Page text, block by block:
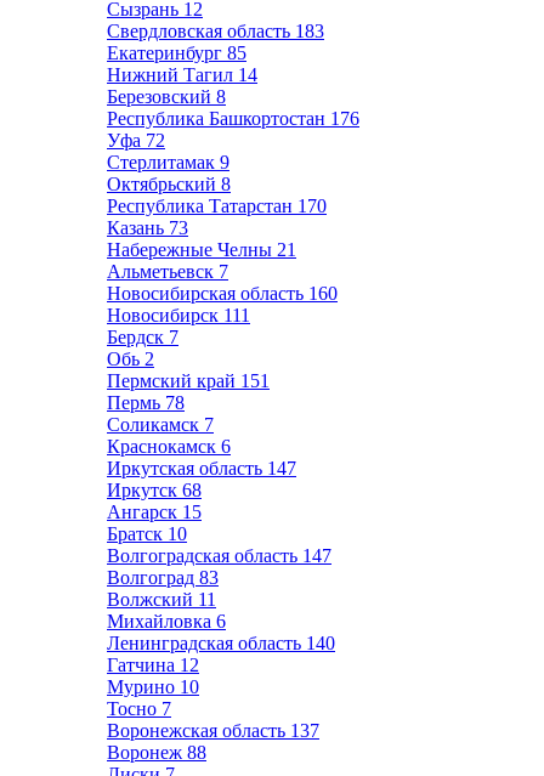
Сызрань 12
Свердловская область 183
Екатеринбург 85
Нижний Тагил 14
Березовский 8
Республика Башкортостан 176
Уфа 72
Стерлитамак 9
Октябрьский 8
Республика Татарстан 170
Казань 73
Набережные Челны 21
Альметьевск 7
Новосибирская область 160
Новосибирск 111
Бердск 7
Обь 2
Пермский край 151
Пермь 78
Соликамск 7
Краснокамск 6
Иркутская область 147
Иркутск 68
Ангарск 15
Братск 10
Волгоградская область 147
Волгоград 83
Волжский 11
Михайловка 6
Ленинградская область 140
Гатчина 12
Мурино 10
Тосно 7
Воронежская область 137
Воронеж 88